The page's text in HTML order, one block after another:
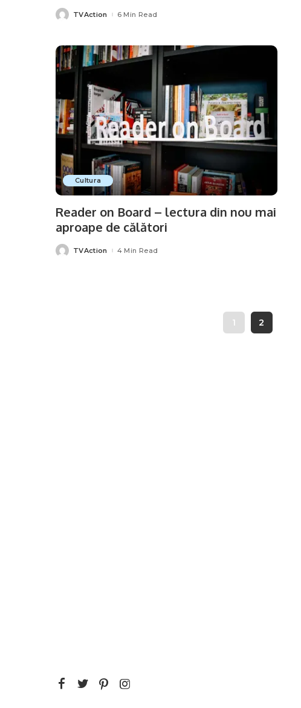
PostedTVAction 6 Min Read
Cultura
Reader on Board – lectura din nou mai
aproape de călători
PostedTVAction 4 Min Read
1 2